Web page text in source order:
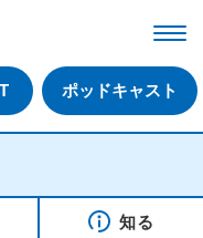
ポッドキャスト
知る